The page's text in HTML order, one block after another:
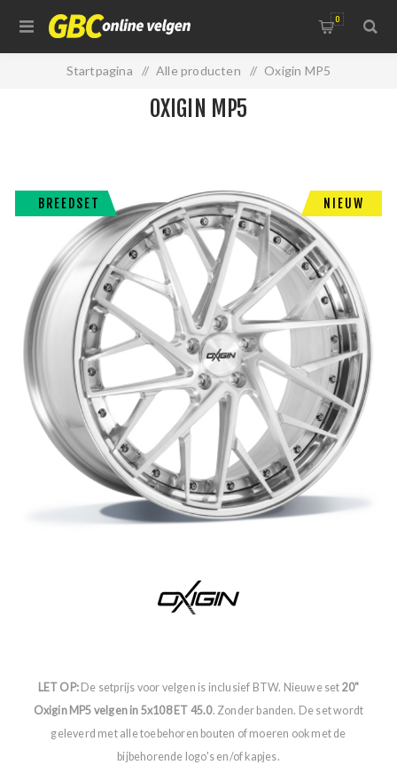
0
Startpagina / Alle producten / Oxigin MP5
BREEDSET NIEUW
OXIGIN MP5
LET OP:De setprijs voor velgen is inclusief BTW. Nieuwe set 20"
Oxigin MP5 velgen in 5x108 ET 45.0. Zonder banden. De set wordt
geleverd met alle toebehoren bouten of moeren ook met de
bijbehorende logo's en/of kapjes.